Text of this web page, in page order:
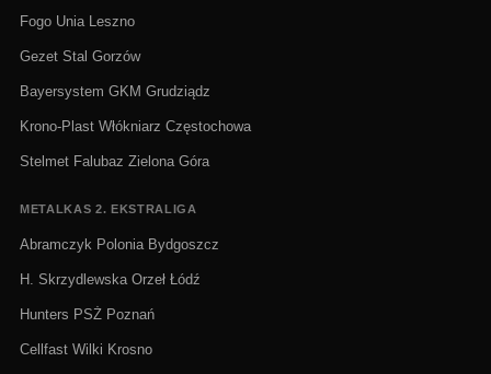
Fogo Unia Leszno
Gezet Stal Gorzów
Bayersystem GKM Grudziądz
Krono-Plast Włókniarz Częstochowa
Stelmet Falubaz Zielona Góra
METALKAS 2. EKSTRALIGA
Abramczyk Polonia Bydgoszcz
H. Skrzydlewska Orzeł Łódź
Hunters PSŻ Poznań
Cellfast Wilki Krosno